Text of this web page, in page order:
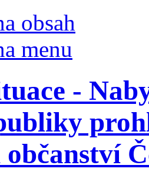
obsah
menu
-